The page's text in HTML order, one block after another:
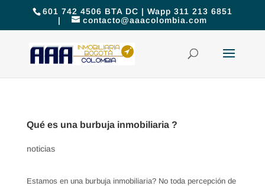
601 742 4506 BTA DC | Wapp 311 213 6851
|
contacto@aaacolombia.com
Qué es una burbuja inmobiliaria ?
noticias
Estamos en una burbuja inmobiliaria? No toda percepción de